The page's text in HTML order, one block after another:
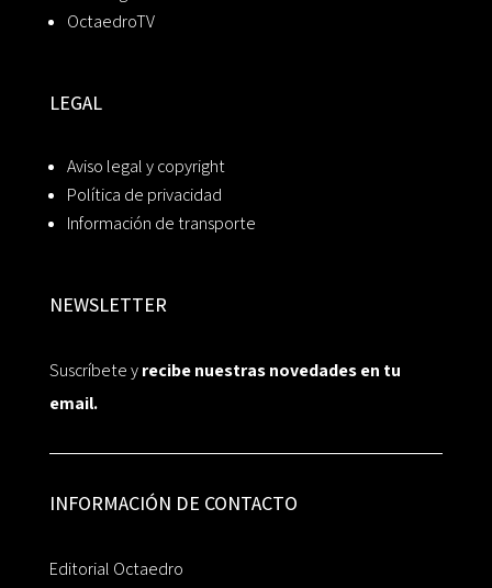
OctaedroTV
LEGAL
Aviso legal y copyright
Política de privacidad
Información de transporte
NEWSLETTER
Suscríbete yrecibe nuestras novedades en tu
email.
INFORMACIÓN DE CONTACTO
Editorial Octaedro